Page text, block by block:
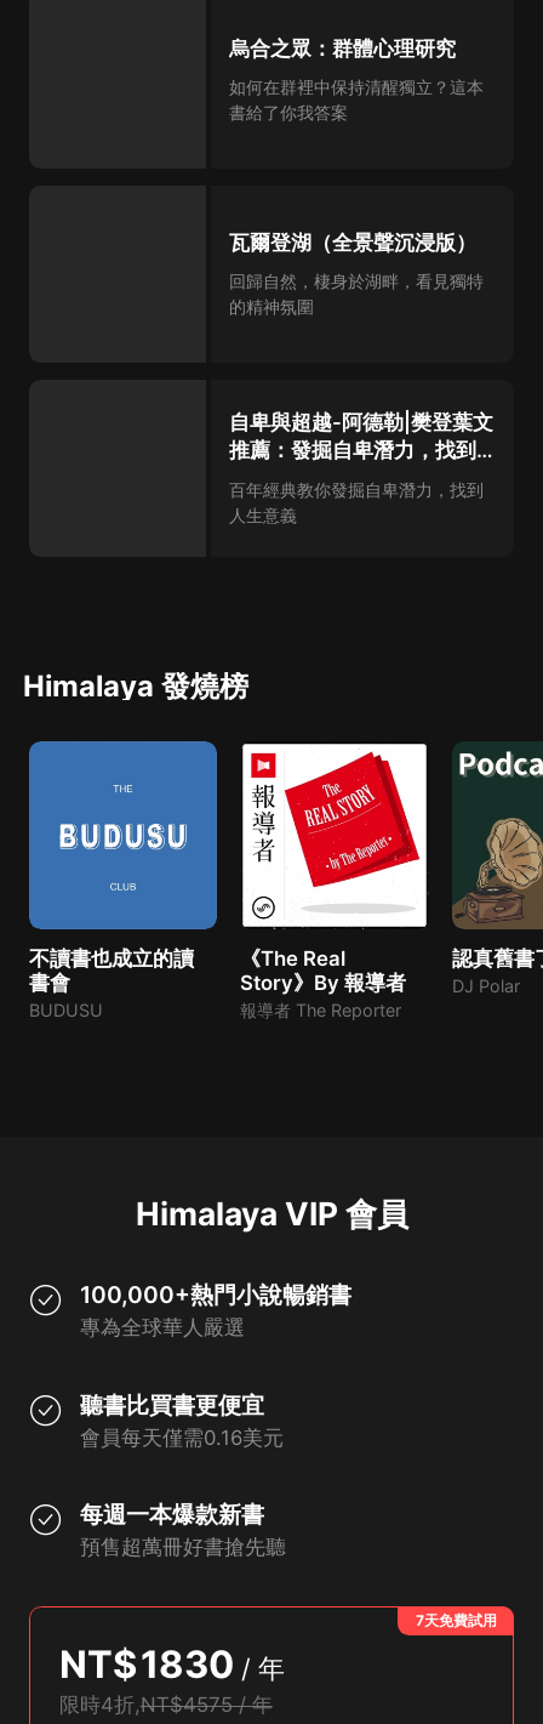
烏合之眾：群體心理研究
如何在群裡中保持清醒獨立？這本
書給了你我答案
瓦爾登湖（全景聲沉浸版）
回歸自然，棲身於湖畔，看見獨特
的精神氛圍
自卑與超越-阿德勒|樊登葉文
推薦：發掘自卑潛力，找到人
生意義
百年經典教你發掘自卑潛力，找到
人生意義
Himalaya 發燒榜
不讀書也成立的讀
書會
BUDUSU
《The Real
Story》By 報導者
報導者 The Reporter
認真舊書
DJ Polar
Himalaya VIP 會員
100,000+熱門小說暢銷書
專為全球華人嚴選
聽書比買書更便宜
會員每天僅需0.16美元
每週一本爆款新書
預售超萬冊好書搶先聽
NT$1830 /年
限時4折,NT$4575 / 年
7天免費試用